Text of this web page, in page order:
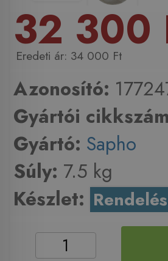
32 300
34 000 Ft
Azonosító:
Gyártói
Gyártó: Sapho
Súly: 7.5 kg
Készlet: